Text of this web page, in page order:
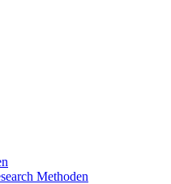
Methoden